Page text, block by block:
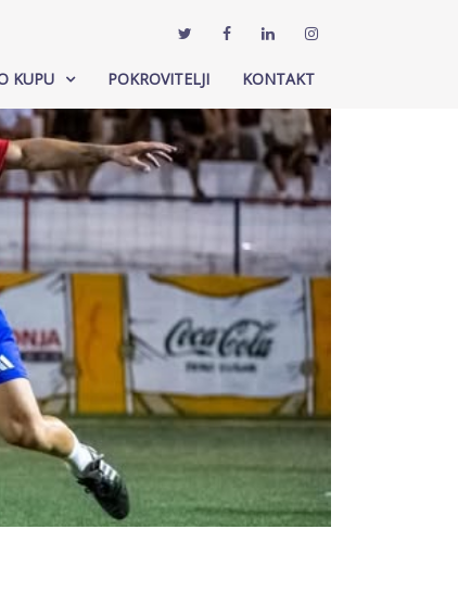
KUPU POKROVITELJI KONTAKT